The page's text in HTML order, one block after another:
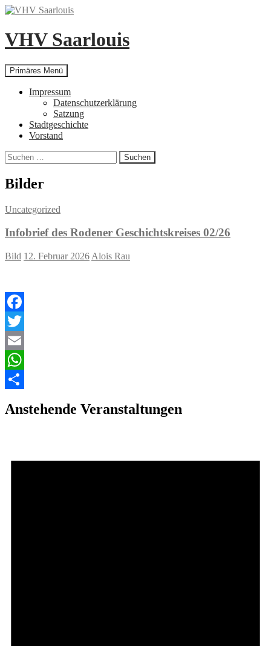
Zum
springen
VHV Saarlouis
Suchen
Primäres Menü
Impressum
Datenschutzerklärung
Satzung
Stadtgeschichte
Vorstand
Suchen
nach:
Bilder
Uncategorized
Infobrief des Rodener Geschichtskreises 02/26
Bild 12. Februar 2026 Alois Rau
Facebook
Twitter
Email
WhatsApp
Anstehende Veranstaltungen